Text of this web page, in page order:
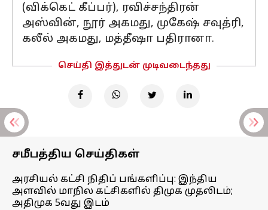
(விக்கெட் கீப்பர்), ரவிச்சந்திரன்
அஸ்வின், நூர் அகமது, முகேஷ் சவுத்ரி,
கலீல் அகமது, மத்தீஷா பதிரானா.
செய்தி இத்துடன் முடிவடைந்தது
சமீபத்திய செய்திகள்
அரசியல் கட்சி நிதிப் பங்களிப்பு: இந்திய
அளவில் மாநில கட்சிகளில் திமுக முதலிடம்;
அதிமுக 5வது இடம்